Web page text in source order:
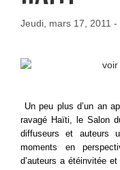
Jeudi, mars 17, 2011 -
Un peu plus d’un an
ravagé Haïti, le Salon
diffuseurs et auteurs
moments en
d’auteurs a étéinvitée